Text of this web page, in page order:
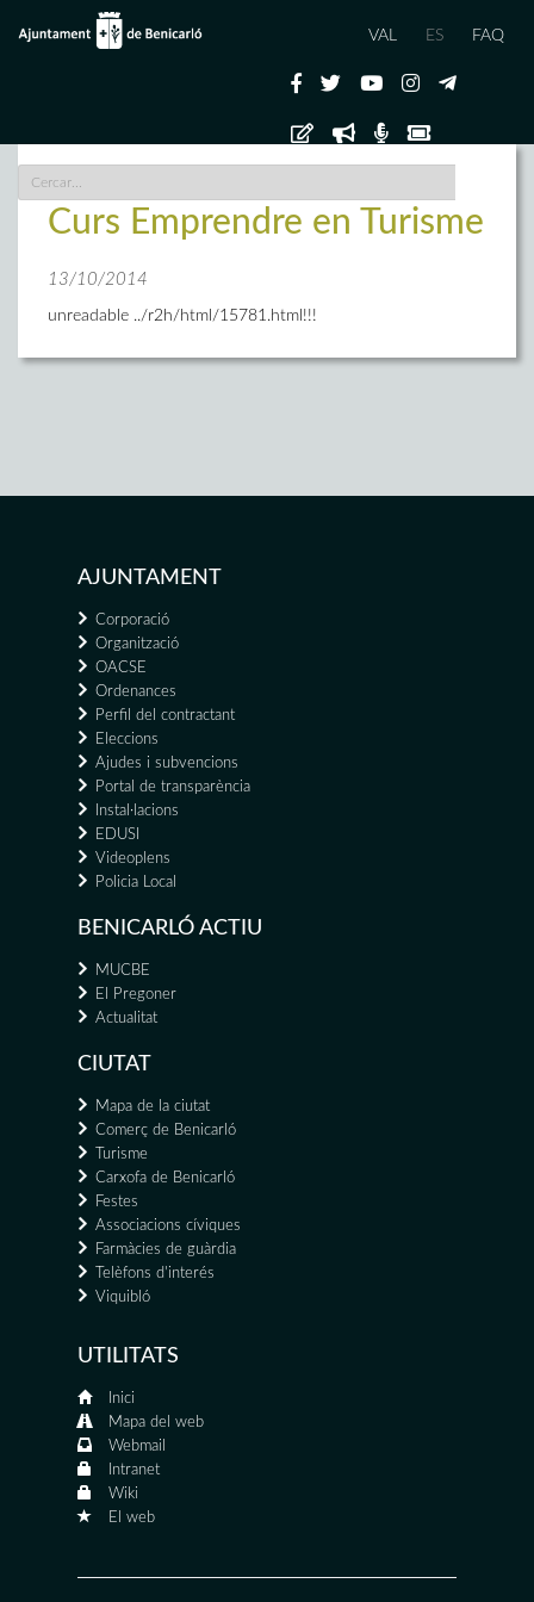
VAL ES FAQ
Curs Emprendre en Turisme
13/10/2014
unreadable ../r2h/html/15781.html!!!
AJUNTAMENT
Corporació
Organització
OACSE
Ordenances
Perfil del contractant
Eleccions
Ajudes i subvencions
Portal de transparència
Instal·lacions
EDUSI
Videoplens
Policia Local
BENICARLÓ ACTIU
MUCBE
El Pregoner
Actualitat
CIUTAT
Mapa de la ciutat
Comerç de Benicarló
Turisme
Carxofa de Benicarló
Festes
Associacions cíviques
Farmàcies de guàrdia
Telèfons d'interés
Viquibló
UTILITATS
Inici
Mapa del web
Webmail
Intranet
Wiki
El web